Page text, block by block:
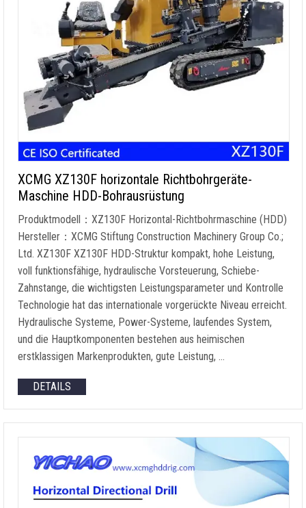
XCMG XZ130F horizontale Richtbohrgeräte-
Maschine HDD-Bohrausrüstung
Produktmodell：XZ130F Horizontal-Richtbohrmaschine (HDD)
Hersteller：XCMG Stiftung Construction Machinery Group Co.;
Ltd. XZ130F XZ130F HDD-Struktur kompakt, hohe Leistung,
voll funktionsfähige, hydraulische Vorsteuerung, Schiebe-
Zahnstange, die wichtigsten Leistungsparameter und Kontrolle
Technologie hat das internationale vorgerückte Niveau erreicht.
Hydraulische Systeme, Power-Systeme, laufendes System,
und die Hauptkomponenten bestehen aus heimischen
erstklassigen Markenprodukten, gute Leistung, …
DETAILS